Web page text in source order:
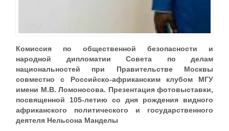
Комиссия по общественной безопасности и
народной дипломатии Совета по делам
национальностей при Правительстве Москвы
совместно с Российско-африканским клубом МГУ
имени М.В. Ломоносова. Презентация фотовыставки,
посвященной 105-летию со дня рождения видного
африканского политического и государственного
деятеля Нельсона Манделы